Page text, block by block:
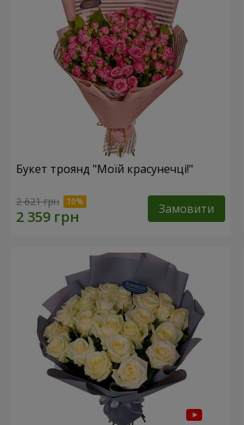
Букет троянд "Моїй красунечці!"
2 621 грн Замовити